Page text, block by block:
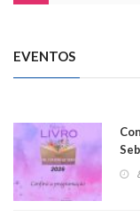
EVENTOS